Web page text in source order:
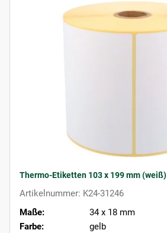
Thermo-Etiketten 103 x 199 mm (weiß)
Artikelnummer: K24-31246
Maße:
34 x 18 mm
Farbe:
gelb